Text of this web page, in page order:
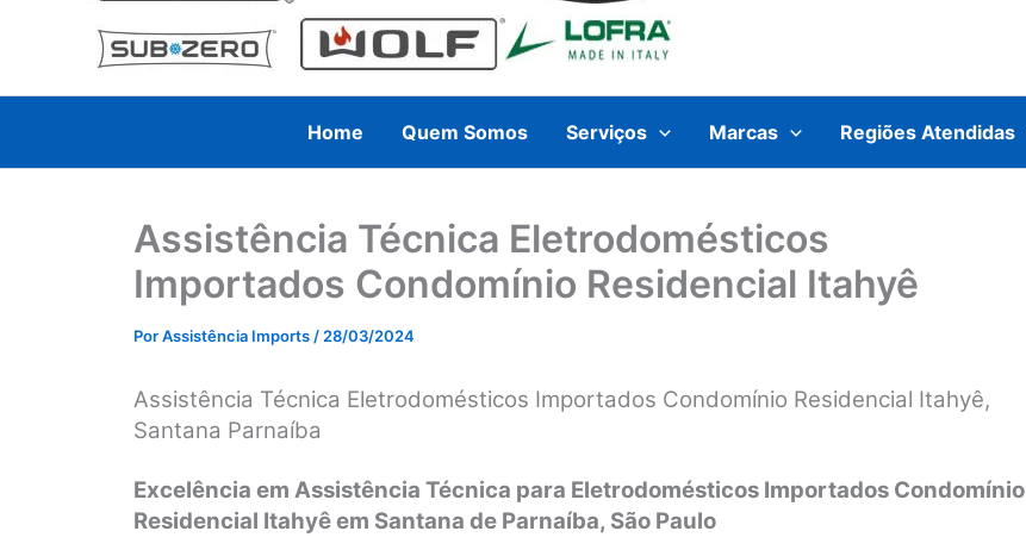
Home Quem Somos Serviços Marcas Regiões Atendidas
Assistência Técnica Eletrodomésticos
Importados Condomínio Residencial Itahyê
PorAssistência Imports / 28/03/2024
Assistência Técnica Eletrodomésticos Importados Condomínio Residencial Itahyê,
Santana Parnaíba
Excelência em Assistência Técnica para Eletrodomésticos Importados Condomínio
Residencial Itahyê em Santana de Parnaíba, São Paulo